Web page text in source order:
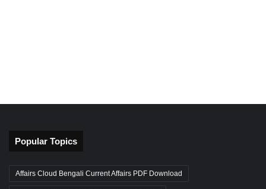
Popular Topics
Affairs Cloud Bengali Current Affairs PDF Download